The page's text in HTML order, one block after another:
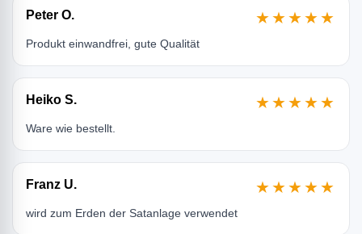
Peter O. ★★★★★
Produkt einwandfrei, gute Qualität
Heiko S. ★★★★★
Ware wie bestellt.
Franz U. ★★★★★
wird zum Erden der Satanlage verwendet